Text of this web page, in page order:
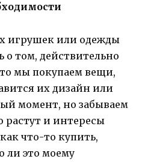
игрушек или одежды
о том, действительно
мы покупаем вещи,
их дизайн или
момент, но забываем
растут и интересы
что-то купить,
ли это моему